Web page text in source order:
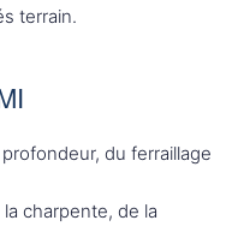
terrain.
du ferraillage
charpente, de la